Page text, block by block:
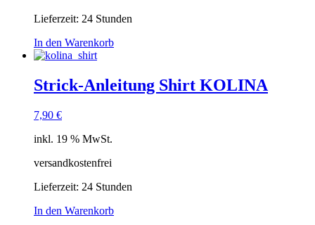
Lieferzeit: 24 Stunden
In den Warenkorb
Strick-Anleitung Shirt KOLINA
7,90 €
inkl. 19 % MwSt.
versandkostenfrei
Lieferzeit: 24 Stunden
In den Warenkorb